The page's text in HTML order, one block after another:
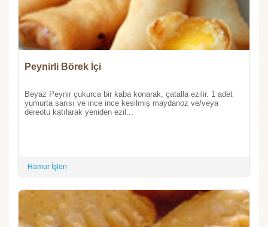
Peynirli Börek İçi
Beyaz Peynir çukurca bir kaba konarak, çatalla ezilir. 1 adet
yumurta sarısı ve ince ince kesilmiş maydanoz ve/veya
dereotu katılarak yeniden ezil...
Hamur İşleri